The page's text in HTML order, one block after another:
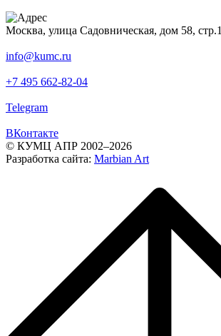
Москва, улица Садовническая, дом 58, стр.1
info@kumc.ru
+7 495 662-82-04
Telegram
ВКонтакте
© КУМЦ АПР 2002–2026
Разработка сайта: Marbian Art